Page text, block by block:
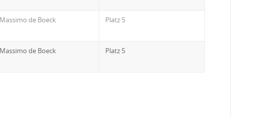
Massimo de Boeck Platz 5
Massimo de Boeck Platz 5